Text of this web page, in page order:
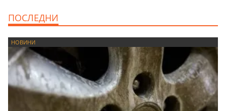
ПОСЛЕДНИ
НОВИНИ